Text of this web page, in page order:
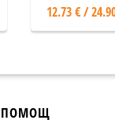
12.73 € /
ПОМОЩ